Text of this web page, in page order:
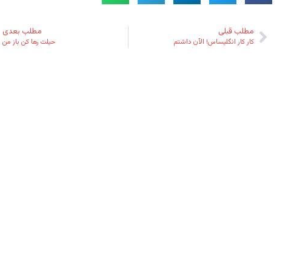
مطلب قبلی
کار کار انگلیساس! الآن داشتم
مطلب بعدی
حیلت رها کن باز من